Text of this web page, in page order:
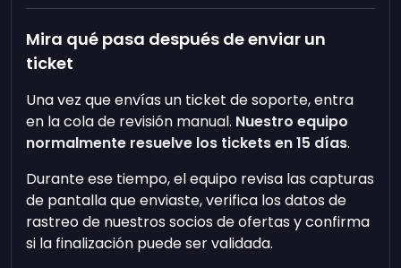
Mira qué pasa después de enviar un
ticket
Una vez que envías un ticket de soporte, entra
en la cola de revisión manual. Nuestro equipo
normalmente resuelve los tickets en 15 días.
Durante ese tiempo, el equipo revisa las capturas
de pantalla que enviaste, verifica los datos de
rastreo de nuestros socios de ofertas y confirma
si la finalización puede ser validada.